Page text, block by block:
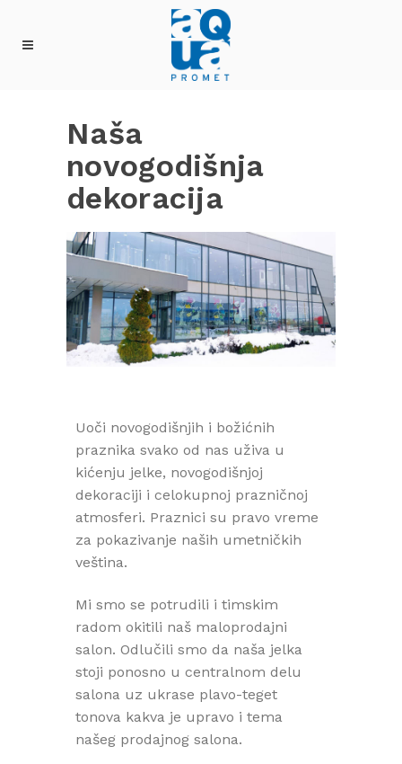
Naša
novogodišnja
dekoracija
Uoči novogodišnjih i božićnih
praznika svako od nas uživa u
kićenju jelke, novogodišnjoj
dekoraciji i celokupnoj prazničnoj
atmosferi. Praznici su pravo vreme
za pokazivanje naših umetničkih
veština.
Mi smo se potrudili i timskim
radom okitili naš maloprodajni
salon. Odlučili smo da naša jelka
stoji ponosno u centralnom delu
salona uz ukrase plavo-teget
tonova kakva je upravo i tema
našeg prodajnog salona.